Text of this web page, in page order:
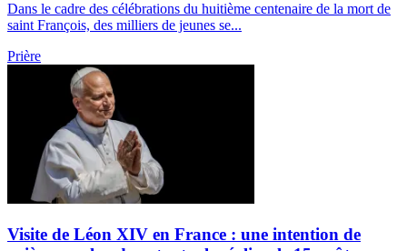
Dans le cadre des célébrations du huitième centenaire de la mort de
saint François, des milliers de jeunes se...
Prière
Visite de Léon XIV en France : une intention de